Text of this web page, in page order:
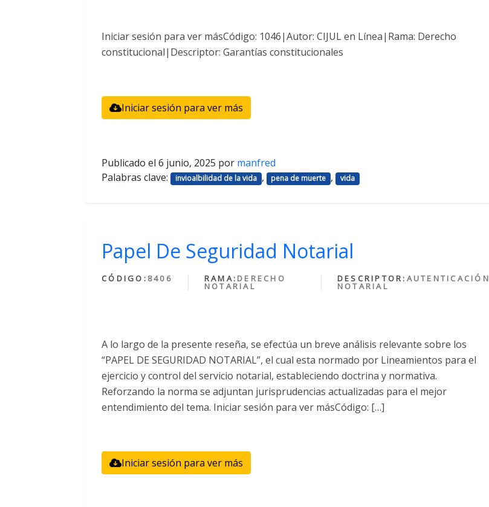
Iniciar sesión para ver másCódigo: 1046|Autor: CIJUL en Línea|Rama: Derecho
constitucional|Descriptor: Garantías constitucionales
Iniciar sesión para ver más
Publicado el 6 junio, 2025 por manfred
Palabras clave:
invioalbilidad de la vida , pena de muerte , vida
Papel De Seguridad Notarial
CÓDIGO: 8406 RAMA: DERECHO
NOTARIAL
DESCRIPTOR: AUTENTICACIÓN
NOTARIAL
A lo largo de la presente reseña, se efectúa un breve análisis relevante sobre los
“PAPEL DE SEGURIDAD NOTARIAL”, el cual esta normado por Lineamientos para el
ejercicio y control del servicio notarial, estableciendo doctrina y normativa.
Reforzando la norma se adjuntan jurisprudencias actualizadas para el mejor
entendimiento del tema. Iniciar sesión para ver másCódigo: […]
Iniciar sesión para ver más